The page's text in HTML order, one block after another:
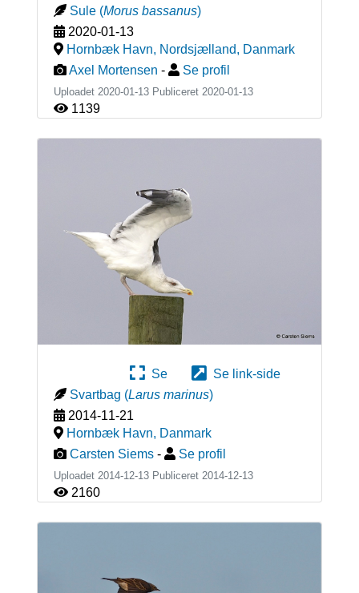
Sule (Morus bassanus)
2020-01-13
Hornbæk Havn, Nordsjælland, Danmark
Axel Mortensen - Se profil
Uploadet 2020-01-13 Publiceret 2020-01-13
1139
Se
Se link-side
Svartbag (Larus marinus)
2014-11-21
Hornbæk Havn, Danmark
Carsten Siems - Se profil
Uploadet 2014-12-13 Publiceret 2014-12-13
2160